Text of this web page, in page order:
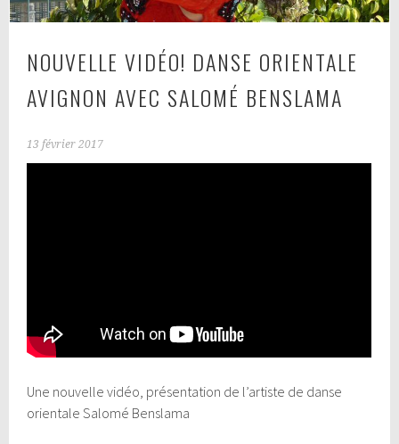
NOUVELLE VIDÉO! DANSE ORIENTALE
AVIGNON AVEC SALOMÉ BENSLAMA
13 février 2017
Une nouvelle vidéo, présentation de l’artiste de danse
orientale Salomé Benslama